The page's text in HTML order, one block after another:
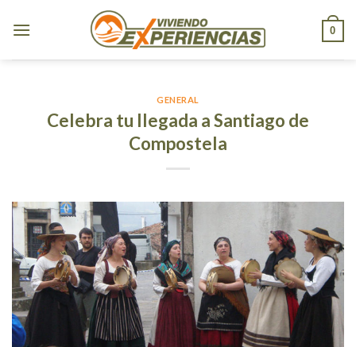
0
GENERAL
Celebra tu llegada a Santiago de
Compostela